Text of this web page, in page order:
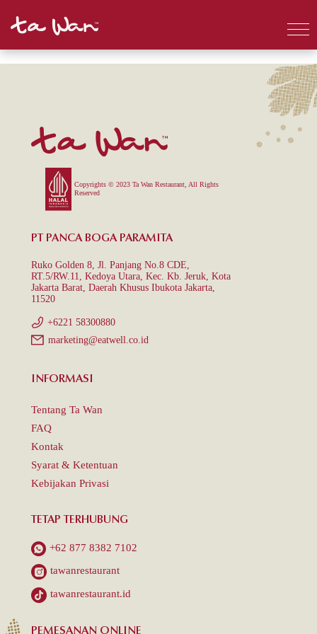
Copyrights © 2023 Ta Wan Restaurant, All Rights
Reserved
PT PANCA BOGA PARAMITA
Ruko Golden 8, Jl. Panjang No.8 CDE,
RT.5/RW.11, Kedoya Utara, Kec. Kb. Jeruk, Kota
Jakarta Barat, Daerah Khusus Ibukota Jakarta,
11520
+6221 58300880
marketing@eatwell.co.id
INFORMASI
Tentang Ta Wan
FAQ
Kontak
Syarat & Ketentuan
Kebijakan Privasi
TETAP TERHUBUNG
+62 877 8382 7102
tawanrestaurant
tawanrestaurant.id
PEMESANAN ONLINE